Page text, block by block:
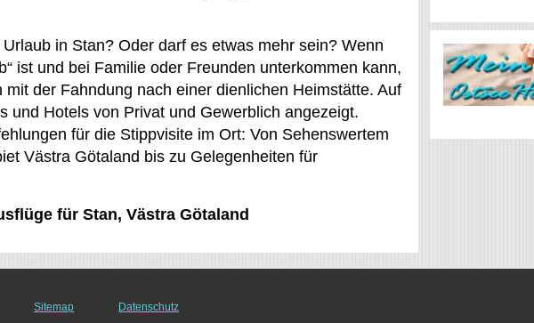
in Stan? Oder darf es etwas mehr sein? Wenn
ist und bei Familie oder Freunden unterkommen kann,
der Fahndung nach einer dienlichen Heimstätte. Auf
und Hotels von Privat und Gewerblich angezeigt.
für die Stippvisite im Ort: Von Sehenswertem
Västra Götaland bis zu Gelegenheiten für
für Stan, Västra Götaland
Sitemap Datenschutz